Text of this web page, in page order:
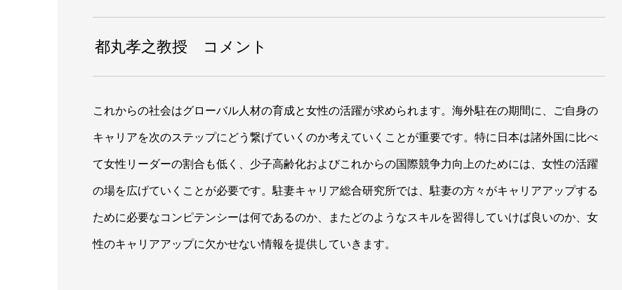
都丸孝之教授 コメント
これからの社会はグローバル人材の育成と女性の活躍が求められます。海外駐在の期間に、ご自身の
キャリアを次のステップにどう繋げていくのか考えていくことが重要です。特に日本は諸外国に比べ
て女性リーダーの割合も低く、少子高齢化およびこれからの国際競争力向上のためには、女性の活躍
の場を広げていくことが必要です。駐妻キャリア総合研究所では、駐妻の方々がキャリアアップする
ために必要なコンピテンシーは何であるのか、またどのようなスキルを習得していけば良いのか、女
性のキャリアアップに欠かせない情報を提供していきます。